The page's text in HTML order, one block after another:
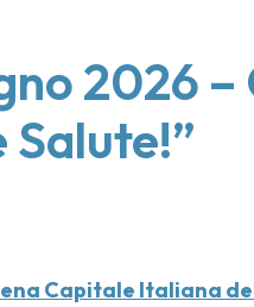
2026
Capitale Italiana